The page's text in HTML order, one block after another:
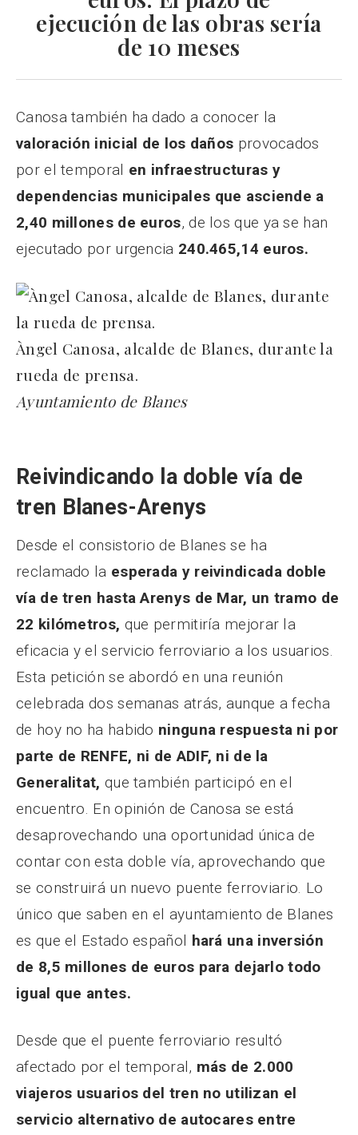
ejecución de las obras sería
de 10 meses
Canosa también ha dado a conocer la
valoración inicial de los daños provocados
por el temporal en infraestructuras y
dependencias municipales que asciende a
2,40 millones de euros, de los que ya se han
ejecutado por urgencia 240.465,14 euros.
Àngel Canosa, alcalde de Blanes, durante la
rueda de prensa.
Ayuntamiento de Blanes
Reivindicando la doble vía de
tren Blanes-Arenys
Desde el consistorio de Blanes se ha
reclamado la esperada y reivindicada doble
vía de tren hasta Arenys de Mar, un tramo de
22 kilómetros, que permitiría mejorar la
eficacia y el servicio ferroviario a los usuarios.
Esta petición se abordó en una reunión
celebrada dos semanas atrás, aunque a fecha
de hoy no ha habido ninguna respuesta ni por
parte de RENFE, ni de ADIF, ni de la
Generalitat, que también participó en el
encuentro. En opinión de Canosa se está
desaprovechando una oportunidad única de
contar con esta doble vía, aprovechando que
se construirá un nuevo puente ferroviario. Lo
único que saben en el ayuntamiento de Blanes
es que el Estado español hará una inversión
de 8,5 millones de euros para dejarlo todo
igual que antes.
Desde que el puente ferroviario resultó
afectado por el temporal, más de 2.000
viajeros usuarios del tren no utilizan el
servicio alternativo de autocares entre